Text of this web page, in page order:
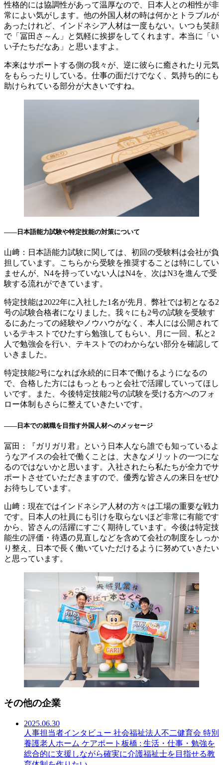
性格的には協調性があって温厚なので、日本人との相性が非
常によい気がします。他の外国人材の時は何かとトラブルが
あったけれど、インドネシア人材は一度もない。いつも笑顔
で「冨田さ～ん」と気軽に挨拶をしてくれます。本当に「い
い子たちだなあ」と思いますよ。
本来はサポートする側の我々が、逆に彼らに癒されたり元気
をもらったりしている。仕事の面だけでなく、気持ち的にも
助けられている部分が大きいですね。
―― 日本語能力試験や特定技能の対策について
山﨑：日本語能力試験に関しては、初回の受験料は会社が負
担しています。こちらから受験を推奨することは特にしてい
ませんが、N4を持っていない人はN4を、次はN3を進んで受
験する流れができています。
特定技能は2022年に入社した1名が先月、弊社では初となる2
号の試験合格者になりました。我々にも2号の試験を受験す
るにあたっての経験やノウハウがなく、本人には公開されて
いるテキストでひたすら勉強してもらい、月に一回、私と2
人で勉強会を行い、テキストでのわからない部分を確認して
いきました。
特定技能2号になれば永続的に日本で働けるようになるの
で、合格した方にはもっともっと会社で活躍していってほし
いです。また、今後特定技能2号の試験を受ける方へのフォ
ロー体制もさらに整えていきたいです。
――日本での就職を目指す外国人材へのメッセージ
冨田：『ガリガリ君』という日本人なら誰でも知っているよ
うなアイスの会社で働くことは、大きなメリットの一つにな
るのではないかと思います。入社されたら私たちが全力でサ
ポートさせていただきますので、優秀な皆さんの来日をぜひ
お待ちしています。
山﨑：現在ではインドネシア人材の方々は工場の重要な戦力
です。日本人の社員にも引けを取らないほど非常に有能です
から、皆さんの活躍にすごく期待しています。今後は特定技
能生の評価・待遇の見直しなどを含めて会社の制度をしっか
り整え、日本で長く働いていただけるように努めていきたい
と思っています。
その他の企業
2025.06.30
人事担当者インタビュー 社会福祉法人不二健育会 特別
養護老人ホーム ケアポート板橋 : 生活・仕事・勉強を
総合的に支援しながら確実に介護福祉士を目指せる教